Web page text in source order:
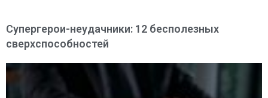
Супергерои-неудачники: 12 бесполезных
сверхспособностей